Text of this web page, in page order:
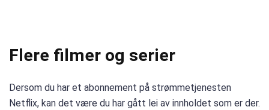
Flere filmer og serier
Dersom du har et abonnement på strømmetjenesten
Netflix, kan det være du har gått lei av innholdet som er der.